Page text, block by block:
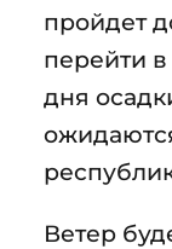
пройдет
перейти
дня
Ветер